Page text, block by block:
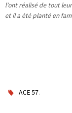
l’ont réalisé de tout
et il a été planté en
ACE 57.